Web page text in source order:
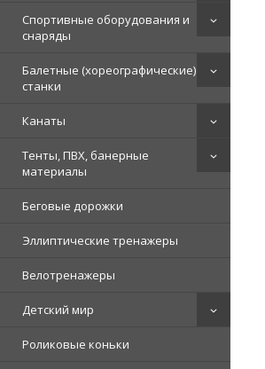
Спортивные оборудования и
снаряды
Балетные (хореографические)
станки
Канаты
Тенты, ПВХ, банерные
материалы
Беговые дорожки
Эллиптические тренажеры
Велотренажеры
Детский мир
Роликовые коньки